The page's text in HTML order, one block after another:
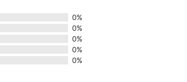
0%
0%
0%
0%
0%